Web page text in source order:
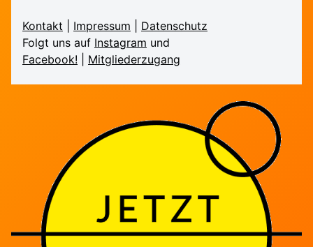
Kontakt Impressum
Daten­schutz
Folgt uns auf Instagram und
Facebook!
Mitglieder­zugang